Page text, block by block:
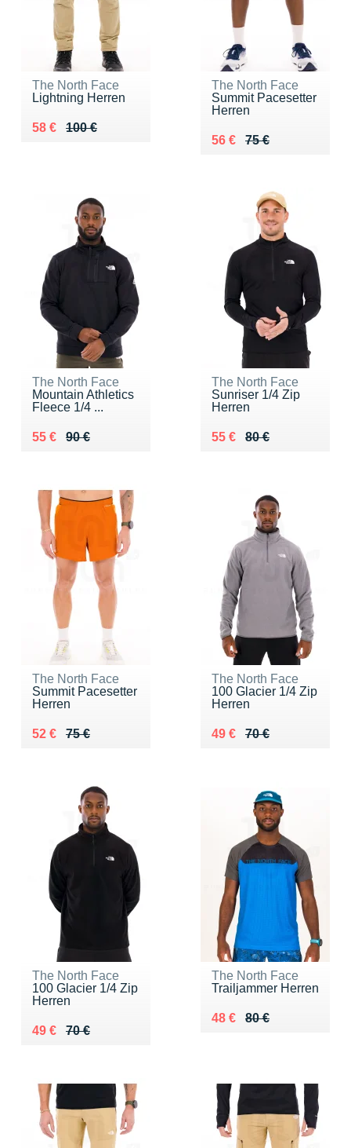
The North Face
Lightning Herren
100 €
Au lieu de 100 €
58 €
Vendu 58 €
The North Face
Summit Pacesetter
Herren
75 €
Au lieu de 75 €
56 €
Vendu 56 €
The North Face
Mountain Athletics
Fleece 1/4 ...
90 €
Au lieu de 90 €
55 €
Vendu 55 €
The North Face
Sunriser 1/4 Zip
Herren
80 €
Au lieu de 80 €
55 €
Vendu 55 €
The North Face
Summit Pacesetter
Herren
75 €
Au lieu de 75 €
52 €
Vendu 52 €
The North Face
100 Glacier 1/4 Zip
Herren
70 €
Au lieu de 70 €
49 €
Vendu 49 €
The North Face
100 Glacier 1/4 Zip
Herren
70 €
Au lieu de 70 €
49 €
Vendu 49 €
The North Face
Trailjammer Herren
80 €
Au lieu de 80 €
48 €
Vendu 48 €